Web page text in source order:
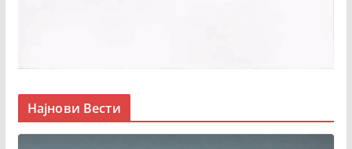
Најнови Вести